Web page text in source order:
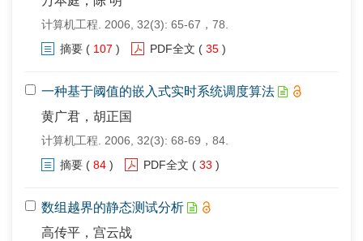
计算机工程. 2006, 32(3): 65-67，78.
摘要 ( 107 ) PDF全文 ( 35 )
一种基于阈值的嵌入式实时系统调度算法
黄广君，胡正国
计算机工程. 2006, 32(3): 68-69，84.
摘要 ( 84 ) PDF全文 ( 33 )
数组越界的静态测试分析
高传平，宫云战